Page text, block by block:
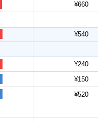
¥660
¥540
¥240
¥150
¥520